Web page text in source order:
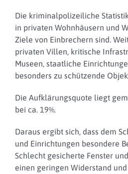
Die kriminalpolizeiliche
in privaten Wohnhäusern und
Ziele von Einbrechern sind.
privaten Villen, kritische
Museen, staatliche
besonders zu schützende
Die Aufklärungsquote liegt
bei ca. 19%.
Daraus ergibt sich, dass dem
und Einrichtungen besondere
Schlecht gesicherte Fenster
einen geringen Widerstand